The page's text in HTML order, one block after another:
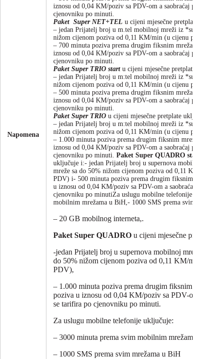
Napomena
iznosu od 0,04 KM/poziv sa PDV-om a saobraćaj preko
cjenovniku po minuti.
Paket Super NET+TEL u cijeni mjesečne pretplate
– jedan Prijatelj broj u m.tel mobilnoj mreži iz *supernova
nižom cijenom poziva od 0,11 KM/min (u cijenu poziva je
– 700 minuta poziva prema drugim fiksnim mrežama u
iznosu od 0,04 KM/poziv sa PDV-om a saobraćaj preko
cjenovniku po minuti.
Paket Super TRIO start u cijeni mjesečne pretplate
– jedan Prijatelj broj u m:tel mobilnoj mreži iz *supernova
nižom cijenom poziva od 0,11 KM/min (u cijenu poziva je
– 500 minuta poziva prema drugim fiksnim mrežama u
iznosu od 0,04 KM/poziv sa PDV-om a saobraćaj preko
cjenovniku po minuti.
Paket Super TRIO u cijeni mjesečne pretplate uključuje i:
– jedan Prijatelj broj u m:tel mobilnoj mreži iz *supernova
nižom cijenom poziva od 0,11 KM/min (u cijenu poziva je
– 1.000 minuta poziva prema drugim fiksnim mrežama u
iznosu od 0,04 KM/poziv sa PDV-om a saobraćaj preko
cjenovniku po minuti. Paket Super QUADRO start
uključuje i:- jedan Prijatelj broj u supernova mobilnoj
mreže sa do 50% nižom cijenom poziva od 0,11 KM/min
PDV) i- 500 minuta poziva prema drugim fiksnim
u iznosu od 0,04 KM/poziv sa PDV-om a saobraćaj preko
cjenovniku po minutiZa uslugu mobilne telefonije
mobilnim mrežama u BiH,- 1000 SMS prema svim
– 20 GB mobilnog interneta,.
Paket Super QUADRO u cijeni mjesečne pretplate
-jedan Prijatelj broj u supernova mobilnoj mreži iz
do 50% nižom cijenom poziva od 0,11 KM/min (u
PDV),
– 1.000 minuta poziva prema drugim fiksnim
poziva u iznosu od 0,04 KM/poziv sa PDV-om a
se tarifira po cjenovniku po minuti.
Za uslugu mobilne telefonije uključuje:
– 3000 minuta prema svim mobilnim mrežama u BiH
– 1000 SMS prema svim mrežama u BiH